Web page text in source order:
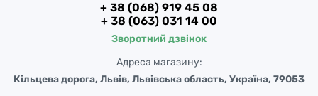
+ 38 (068) 919 45 08
+ 38 (063) 031 14 00
Зворотний дзвінок
Адреса магазину:
Кільцева дорога, Львів, Львівська область, Україна, 79053